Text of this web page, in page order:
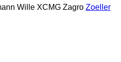
Wille XCMG Zagro Zoeller